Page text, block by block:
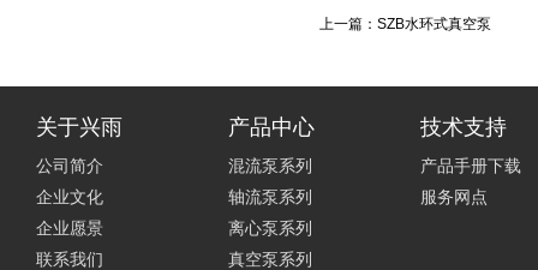
上一篇： SZB水环式真空泵
关于兴雨
公司简介
企业文化
企业愿景
联系我们
产品中心
混流泵系列
轴流泵系列
离心泵系列
真空泵系列
技术支持
产品手册下载
服务网点